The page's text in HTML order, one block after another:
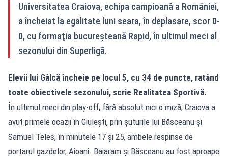
Universitatea Craiova, echipa campioană a României,
a încheiat la egalitate luni seara, în deplasare, scor 0-
0, cu formaţia bucureşteană Rapid, în ultimul meci al
sezonului din Superligă.
Elevii lui Gâlcă încheie pe locul 5, cu 34 de puncte, ratând
toate obiectivele sezonului, scrie Realitatea Sportivă.
În ultimul meci din play-off, fără absolut nici o miză, Craiova a
avut primele ocazii în Giuleşti, prin şuturile lui Băsceanu şi
Samuel Teles, în minutele 17 şi 25, ambele respinse de
portarul gazdelor, Aioani. Baiaram şi Băsceanu au fost aproape